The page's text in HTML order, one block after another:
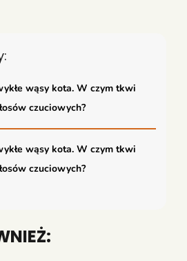
wąsy kota. W czym tkwi
czuciowych?
wąsy kota. W czym tkwi
czuciowych?